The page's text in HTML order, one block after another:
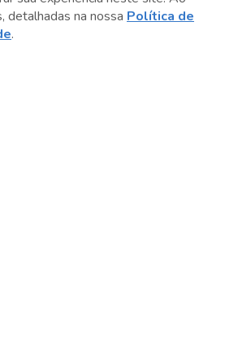
detalhadas na nossa Política de
.